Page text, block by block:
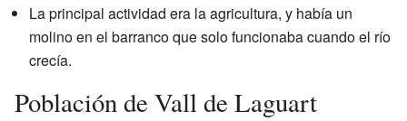
La principal actividad era la agricultura, y había un
molino en el barranco que solo funcionaba cuando el río
crecía.
Población de Vall de Laguart